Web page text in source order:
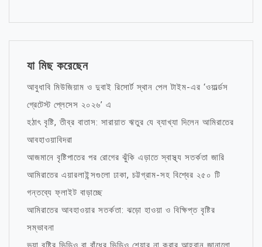
যা মিছ করেছেন
আবুধাবি মিউজিয়াম ও দুবাই রিসোর্ট স্থান পেল টাইম-এর ‘ওয়ার্ল্ডস
গ্রেটেস্ট প্লেসেস ২০২৬’ এ
হঠাৎ বৃষ্টি, তীব্র বাতাস: সারায়াত ঋতুর যে ব্যাখ্যা দিলেন আমিরাতের
আবহাওয়াবিদরা
আজমানে বৃষ্টিপাতের পর রোগের ঝুঁকি এড়াতে স্বাস্থ্য সতর্কতা জারি
আমিরাতের এয়ারলাইন্সগুলো ঢাকা, চট্টগ্রাম-সহ বিশ্বের ২৫০ টি
গন্তব্যে ফ্লাইট বাড়াচ্ছে
আমিরাতের আবহাওয়ার সতর্কতা: ঝড়ো হাওয়া ও বিক্ষিপ্ত বৃষ্টির
সম্ভাবনা